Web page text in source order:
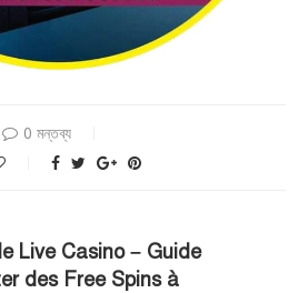
0 মন্তব্য
Live Casino – Guide
des Free Spins à